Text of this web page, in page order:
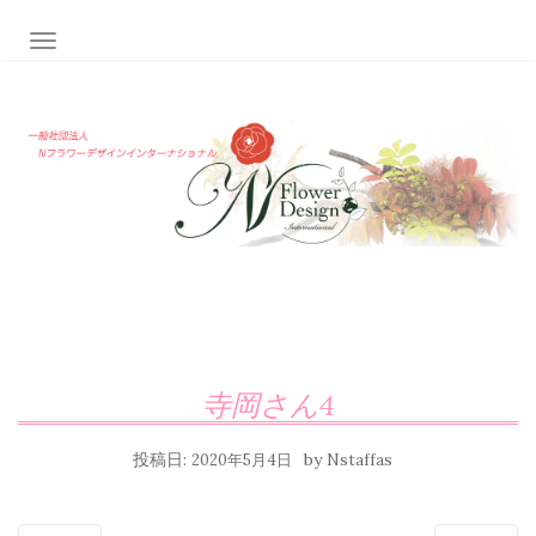
ナビゲーション切り替え
寺岡さん4
投稿日: 2020年5月4日 by Nstaffas